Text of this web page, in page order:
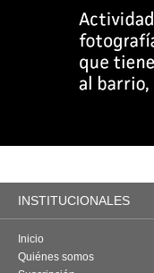
INSTITUCIONALES
Inicio
Quiénes somos